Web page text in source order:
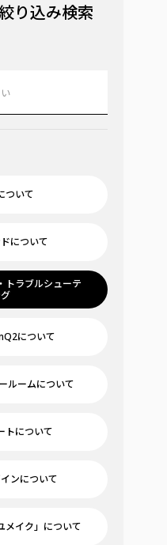
り込み検索
ついて
について
トラブルシューテ
について
ルームについて
トについて
ンについて
メイク」について